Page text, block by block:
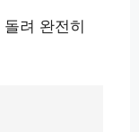
려 완전히